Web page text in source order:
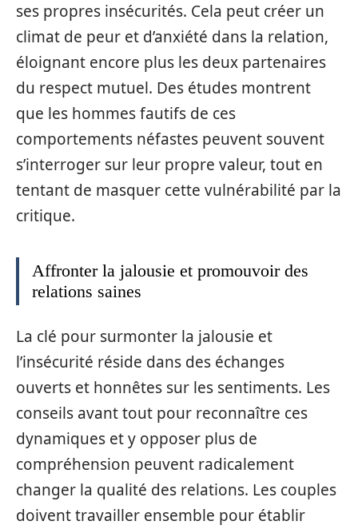
ses propres insécurités. Cela peut créer un
climat de peur et d’anxiété dans la relation,
éloignant encore plus les deux partenaires
du respect mutuel. Des études montrent
que les hommes fautifs de ces
comportements néfastes peuvent souvent
s’interroger sur leur propre valeur, tout en
tentant de masquer cette vulnérabilité par la
critique.
Affronter la jalousie et promouvoir des
relations saines
La clé pour surmonter la jalousie et
l’insécurité réside dans des échanges
ouverts et honnêtes sur les sentiments. Les
conseils avant tout pour reconnaître ces
dynamiques et y opposer plus de
compréhension peuvent radicalement
changer la qualité des relations. Les couples
doivent travailler ensemble pour établir